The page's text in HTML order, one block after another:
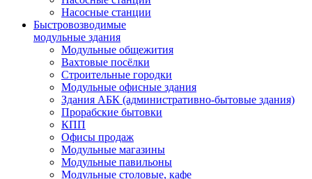
Насосные станции
Быстровозводимые
модульные здания
Модульные общежития
Вахтовые посёлки
Строительные городки
Модульные офисные здания
Здания АБК (административно-бытовые здания)
Прорабские бытовки
КПП
Офисы продаж
Модульные магазины
Модульные павильоны
Модульные столовые, кафе